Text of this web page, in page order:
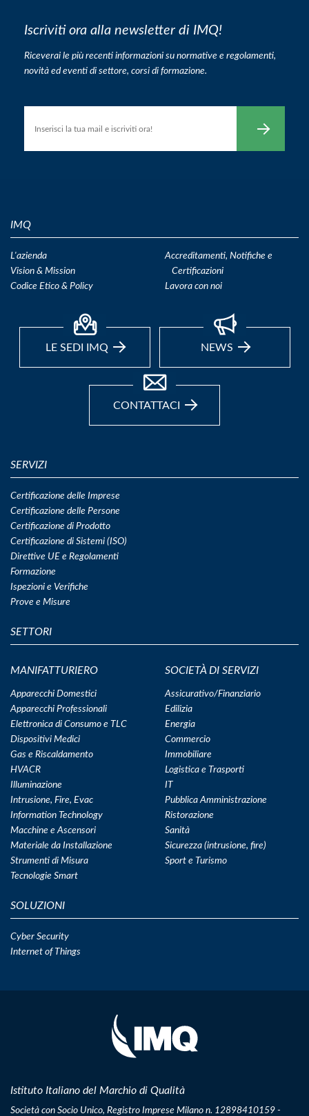
Iscriviti ora alla newsletter di IMQ!
Riceverai le più recenti informazioni su normative e regolamenti,
novità ed eventi di settore, corsi di formazione.
IMQ
L'azienda
Vision & Mission
Codice Etico & Policy
Accreditamenti, Notifiche e
Certificazioni
Lavora con noi
LE SEDI IMQ NEWS
CONTATTACI
SERVIZI
Certificazione delle Imprese
Certificazione delle Persone
Certificazione di Prodotto
Certificazione di Sistemi (ISO)
Direttive UE e Regolamenti
Formazione
Ispezioni e Verifiche
Prove e Misure
SETTORI
MANIFATTURIERO
Apparecchi Domestici
Apparecchi Professionali
Elettronica di Consumo e TLC
Dispositivi Medici
Gas e Riscaldamento
HVACR
Illuminazione
Intrusione, Fire, Evac
Information Technology
Macchine e Ascensori
Materiale da Installazione
Strumenti di Misura
Tecnologie Smart
SOCIETÀ DI SERVIZI
Assicurativo/Finanziario
Edilizia
Energia
Commercio
Immobiliare
Logistica e Trasporti
IT
Pubblica Amministrazione
Ristorazione
Sanità
Sicurezza (intrusione, fire)
Sport e Turismo
SOLUZIONI
Cyber Security
Internet of Things
Istituto Italiano del Marchio di Qualità
Società con Socio Unico, Registro Imprese Milano n. 12898410159 -